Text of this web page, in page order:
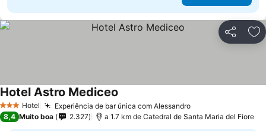
Partilhar
3 EstrelasHotel Experiência de bar única com Alessandro
Hotel Astro Mediceo
8,4 Muito boa 2.327 a 1.7 km de Catedral de Santa Maria del Fiore